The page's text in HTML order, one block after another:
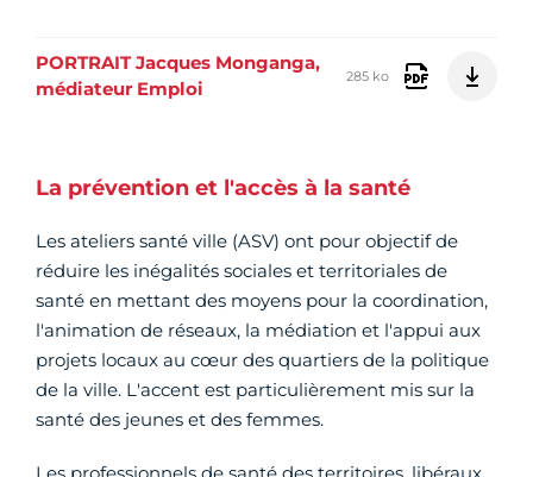
PORTRAIT Jacques Monganga,
médiateur Emploi
285 ko
La prévention et l'accès à la santé
Les ateliers santé ville (ASV) ont pour objectif de
réduire les inégalités sociales et territoriales de
santé en mettant des moyens pour la coordination,
l'animation de réseaux, la médiation et l'appui aux
projets locaux au cœur des quartiers de la politique
de la ville. L'accent est particulièrement mis sur la
santé des jeunes et des femmes.